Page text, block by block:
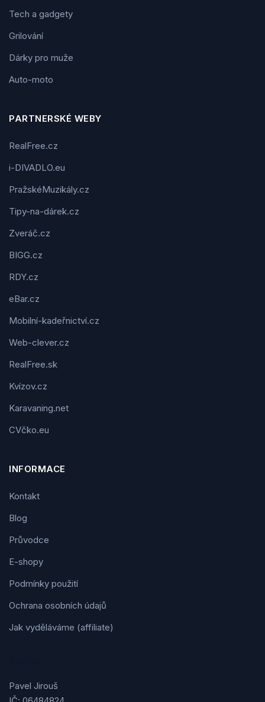
Tech a gadgety
Grilování
Dárky pro muže
Auto-moto
PARTNERSKÉ WEBY
RealFree.cz
i-DIVADLO.eu
PražskéMuzikály.cz
Tipy-na-dárek.cz
Zveráč.cz
BIGG.cz
RDY.cz
eBar.cz
Mobilní-kadeřnictví.cz
Web-clever.cz
RealFree.sk
Kvízov.cz
Karavaning.net
CVčko.eu
INFORMACE
Kontakt
Blog
Průvodce
E-shopy
Podmínky použití
Ochrana osobních údajů
Jak vyděláváme (affiliate)
Pavel Jirouš